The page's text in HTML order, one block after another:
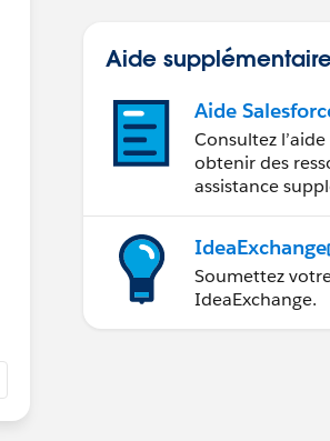
Aide
Aide
Consultez
obtenir des
assistance
IdeaExchange
Soumettez
IdeaExchange.